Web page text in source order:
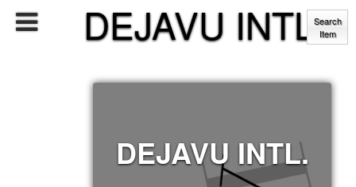
DEJAVU INTL.
DEJAVU INTL.
Search
Item